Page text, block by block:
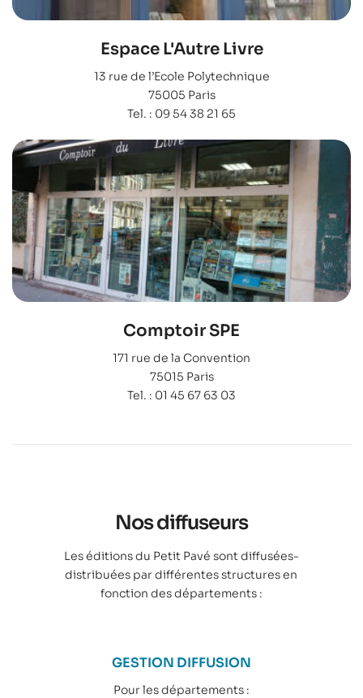
Espace L'Autre Livre
13 rue de l’Ecole Polytechnique
75005 Paris
Tel. : 09 54 38 21 65
Comptoir SPE
171 rue de la Convention
75015 Paris
Tel. : 01 45 67 63 03
Nos diffuseurs
Les éditions du Petit Pavé sont diffusées-
distribuées par différentes structures en
fonction des départements :
GESTION DIFFUSION
Pour les départements :